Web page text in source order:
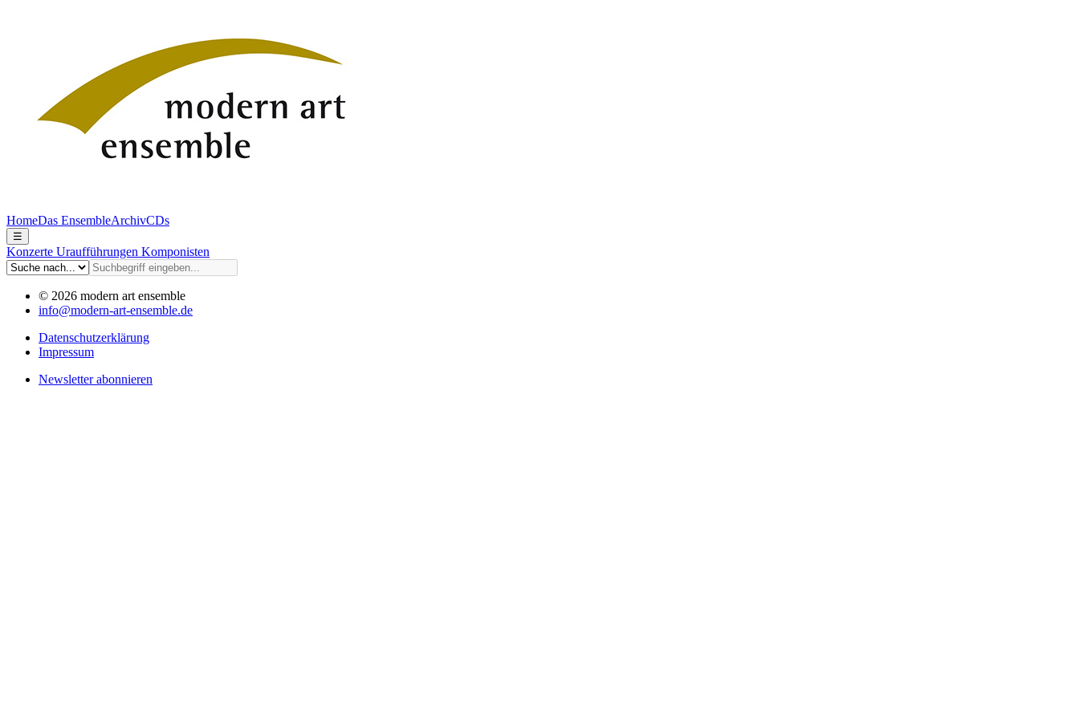
HomeDas EnsembleArchivCDs
☰
Konzerte Uraufführungen Komponisten
© 2026 modern art ensemble
info@modern-art-ensemble.de
Datenschutzerklärung
Impressum
Newsletter abonnieren